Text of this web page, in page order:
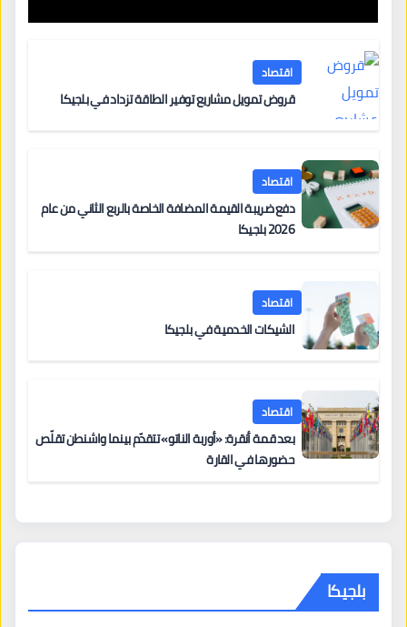
اقتصاد
قروض تمويل مشاريع توفير الطاقة تزداد في بلجيكا
اقتصاد
دفع ضريبة القيمة المضافة الخاصة بالربع الثاني من عام
2026 بلجيكا
اقتصاد
الشيكات الخدمية في بلجيكا
اقتصاد
بعد قمة أنقرة: «أوربة الناتو» تتقدّم بينما واشنطن تقلّص
حضورها في القارة
بلجيكا